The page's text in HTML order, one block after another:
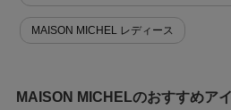
MAISON MICHEL レディース
MAISON MICHELのおすすめア